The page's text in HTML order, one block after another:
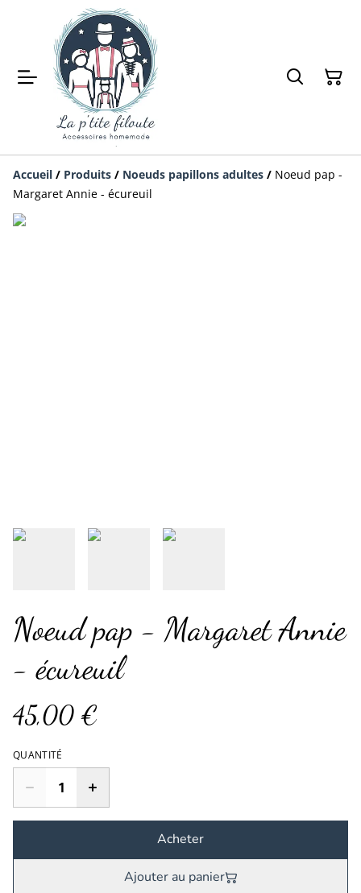
Accueil / Produits / Noeuds papillons adultes / Noeud pap -
Margaret Annie - écureuil
Noeud pap - Margaret Annie
- écureuil
45,00 €
QUANTITÉ
Acheter
Ajouter au panier